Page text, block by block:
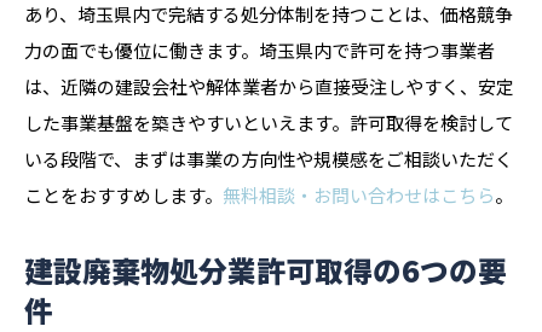
あり、埼玉県内で完結する処分体制を持つことは、価格競争
力の面でも優位に働きます。埼玉県内で許可を持つ事業者
は、近隣の建設会社や解体業者から直接受注しやすく、安定
した事業基盤を築きやすいといえます。許可取得を検討して
いる段階で、まずは事業の方向性や規模感をご相談いただく
ことをおすすめします。 無料相談・お問い合わせはこちら。
建設廃棄物処分業許可取得の6つの要
件